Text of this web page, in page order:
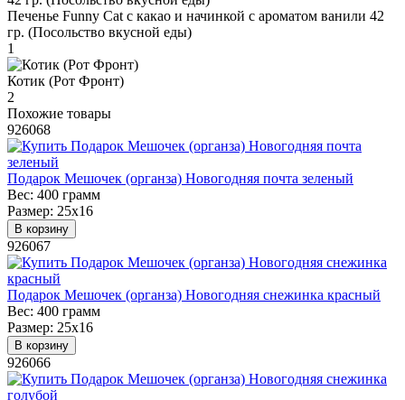
Печенье Funny Сat с какао и начинкой с ароматом ванили 42
гр. (Посольство вкусной еды)
1
Котик (Рот Фронт)
2
Похожие товары
926068
Подарок Мешочек (органза) Новогодняя почта зеленый
Вес: 400 грамм
Размер: 25х16
В корзину
926067
Подарок Мешочек (органза) Новогодняя снежинка красный
Вес: 400 грамм
Размер: 25х16
В корзину
926066